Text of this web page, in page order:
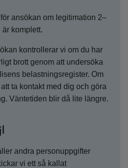
ansökan om legitimation 2–
komplett.
kontrollerar vi om du har
brott genom att undersöka
belastningsregister. Om
ta kontakt med dig och göra
Väntetiden blir då lite längre.
andra personuppgifter
vi ett så kallat